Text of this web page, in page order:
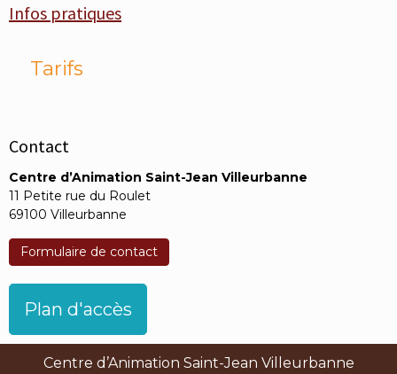
Infos pratiques
Tarifs
Contact
Centre d’Animation Saint-Jean Villeurbanne
11 Petite rue du Roulet
69100 Villeurbanne
Formulaire de contact
Plan d'accès
Centre d’Animation Saint-Jean Villeurbanne